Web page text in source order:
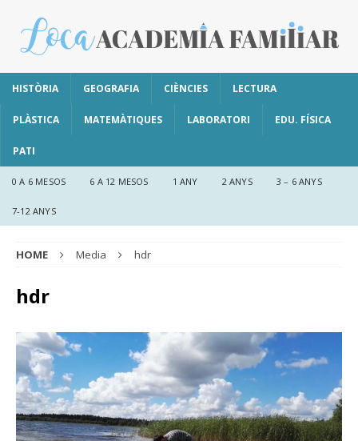
HISTÒRIA GEOGRAFIA CIÈNCIES LECTURA
PLÀSTICA MATEMÀTIQUES LABORATORI EDU. FÍSICA
PATI
0 A 6 MESOS 6 A 12 MESOS 1 ANY 2 ANYS 3 – 6 ANYS
7-12 ANYS
HOME Media hdr
hdr